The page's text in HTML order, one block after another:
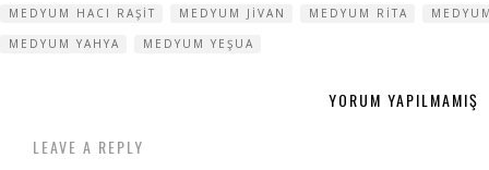
MEDYUM HACI RAŞIT
MEDYUM JIVAN MEDYUM RITA
MEDYUM YAHYA
MEDYUM YEŞUA
YORUM YAPILMAMIŞ
LEAVE A REPLY